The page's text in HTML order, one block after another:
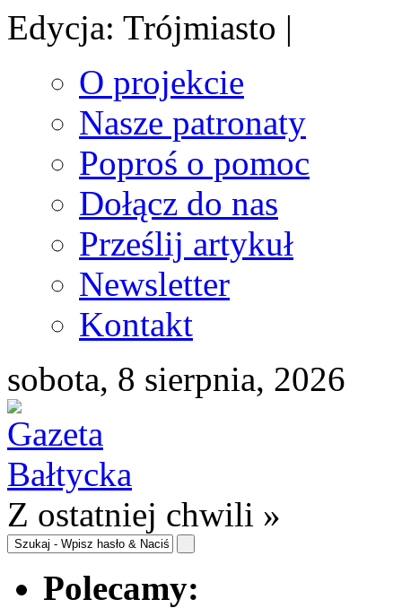
Edycja: Trójmiasto |
O projekcie
Nasze patronaty
Poproś o pomoc
Dołącz do nas
Prześlij artykuł
Newsletter
Kontakt
sobota, 8 sierpnia, 2026
Z ostatniej chwili »
Polecamy: